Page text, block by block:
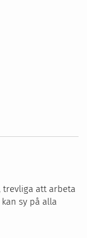
trevliga att arbeta
sy på alla